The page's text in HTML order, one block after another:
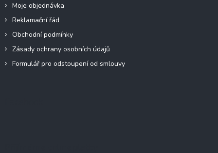
Moje objednávka
Reklamační řád
Obchodní podmínky
Zásady ochrany osobních údajů
Formulář pro odstoupení od smlouvy